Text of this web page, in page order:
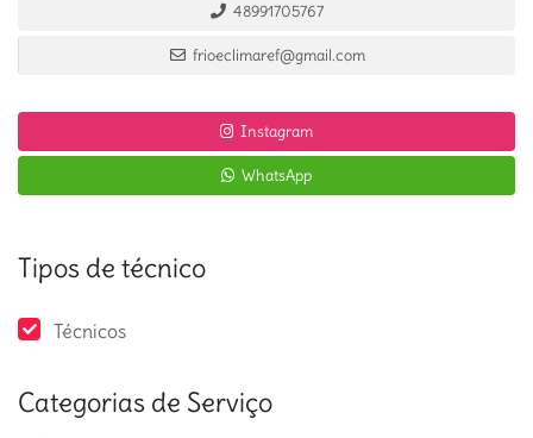
48991705767
frioeclimaref@gmail.com
Instagram
WhatsApp
Tipos de técnico
Técnicos
Categorias de Serviço